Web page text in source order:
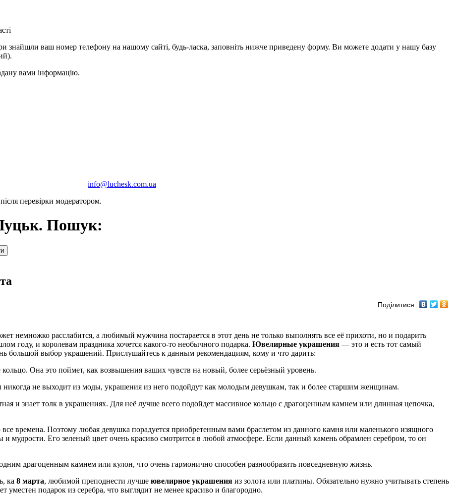
знайшли ваш номер телефону на нашому сайті, будь-ласка, заповніть нижче приведену форму. Ви можете додати у нашу базу
вами інформацію.
info@luchesk.com.ua
перевірки модератором.
Пошук:
Поділитися
немножко расслабится, а любимый мужчина постарается в этот день не только выполнять все её прихоти, но и подарить
году, и королевам праздника хочется какого-то необычного подарка. Ювелирные украшения — это и есть тот самый
большой выбор украшений. Прислушайтесь к данным рекомендациям, кому и что дарить:
Она это поймет, как возвышения ваших чувств на новый, более серьёзный уровень.
не выходит из моды, украшения из него подойдут как молодым девушкам, так и более старшим женщинам.
и знает толк в украшениях. Для неё лучше всего подойдет массивное кольцо с драгоценным камнем или длинная цепочка,
времена. Поэтому любая девушка порадуется приобретенным вами браслетом из данного камня или маленького изящного
мудрости. Его зеленый цвет очень красиво смотрится в любой атмосфере. Если данный камень обрамлен серебром, то он
драгоценным камнем или кулон, что очень гармонично способен разнообразить повседневную жизнь.
ка 8 марта, любимой преподнести лучше ювелирное украшения из золота или платины. Обязательно нужно учитывать степень
подарок из серебра, что выглядит не менее красиво и благородно.